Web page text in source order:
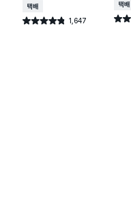
택배배송
별점 4.8점 1,647
건 작성
택배
별점